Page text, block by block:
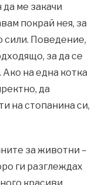
ме закачи
покрай нея, за
сили. Поведение,
за да се
на една котка
да
на стопанина си,
за животни –
ги разглеждах